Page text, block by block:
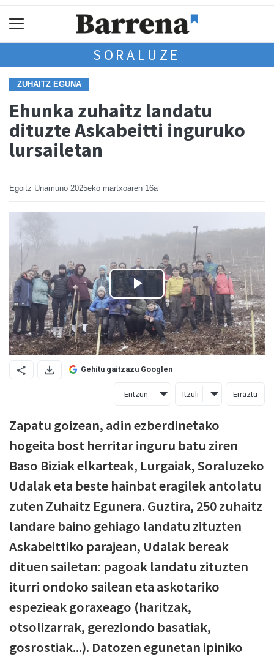
SORALUZE
ZUHAITZ EGUNA
Ehunka zuhaitz landatu
dituzte Askabeitti inguruko
lursailetan
Egoitz Unamuno 2025eko martxoaren 16a
Gehitu gaitzazu Googlen
Entzun Itzuli Erraztu
Zapatu goizean, adin ezberdinetako
hogeita bost herritar inguru batu ziren
Baso Biziak elkarteak, Lurgaiak, Soraluzeko
Udalak eta beste hainbat eragilek antolatu
zuten Zuhaitz Egunera. Guztira, 250 zuhaitz
landare baino gehiago landatu zituzten
Askabeittiko parajean, Udalak bereak
dituen sailetan: pagoak landatu zituzten
iturri ondoko sailean eta askotariko
espezieak goraxeago (haritzak,
otsolizarrak, gereziondo basatiak,
gosrostiak...). Datozen egunetan ipiniko